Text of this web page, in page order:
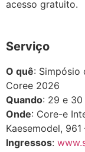
acesso gratuito.
Serviço
O quê: Simpósio
Coree 2026
Quando: 29 e
Onde: Core-e
Kaesemodel,
Ingressos: